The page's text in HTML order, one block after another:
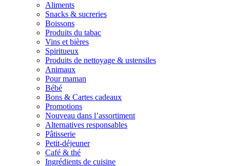
Aliments
Snacks & sucreries
Boissons
Produits du tabac
Vins et bières
Spiritueux
Produits de nettoyage & ustensiles
Animaux
Pour maman
Bébé
Bons & Cartes cadeaux
Promotions
Nouveau dans l’assortiment
Alternatives responsables
Pâtisserie
Petit-déjeuner
Café & thé
Ingrédients de cuisine